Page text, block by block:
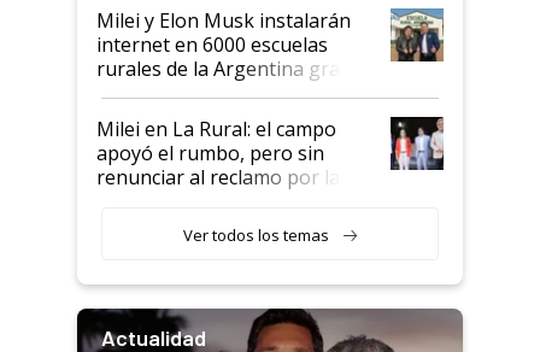
Milei y Elon Musk instalarán
internet en 6000 escuelas
rurales de la Argentina gracias
a un acuerdo con Starlink
Milei en La Rural: el campo
apoyó el rumbo, pero sin
renunciar al reclamo por las
Ver todos los temas
Actualidad